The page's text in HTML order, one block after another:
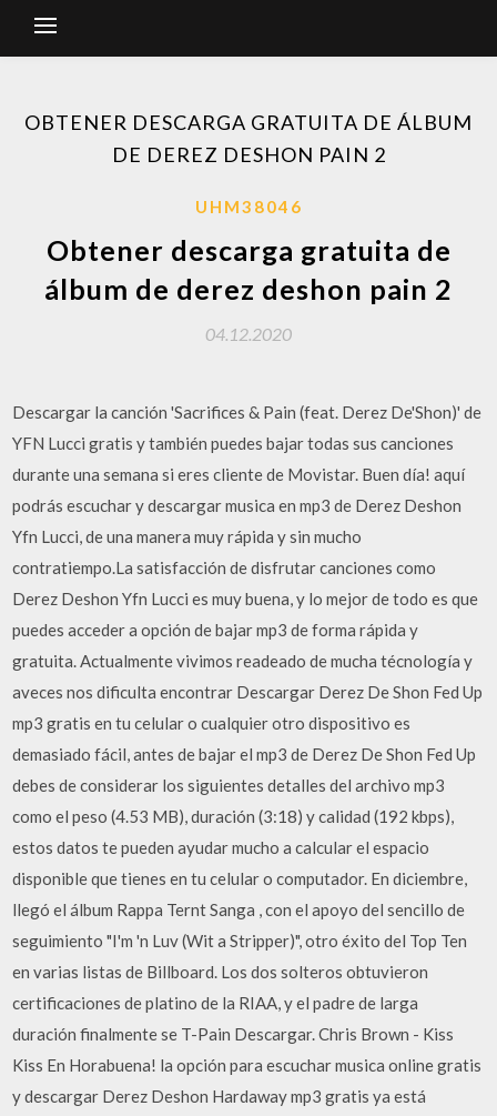
OBTENER DESCARGA GRATUITA DE ÁLBUM
DE DEREZ DESHON PAIN 2
UHM38046
Obtener descarga gratuita de
álbum de derez deshon pain 2
04.12.2020
Descargar la canción 'Sacrifices & Pain (feat. Derez De'Shon)' de
YFN Lucci gratis y también puedes bajar todas sus canciones
durante una semana si eres cliente de Movistar. Buen día! aquí
podrás escuchar y descargar musica en mp3 de Derez Deshon
Yfn Lucci, de una manera muy rápida y sin mucho
contratiempo.La satisfacción de disfrutar canciones como
Derez Deshon Yfn Lucci es muy buena, y lo mejor de todo es que
puedes acceder a opción de bajar mp3 de forma rápida y
gratuita. Actualmente vivimos readeado de mucha técnología y
aveces nos dificulta encontrar Descargar Derez De Shon Fed Up
mp3 gratis en tu celular o cualquier otro dispositivo es
demasiado fácil, antes de bajar el mp3 de Derez De Shon Fed Up
debes de considerar los siguientes detalles del archivo mp3
como el peso (4.53 MB), duración (3:18) y calidad (192 kbps),
estos datos te pueden ayudar mucho a calcular el espacio
disponible que tienes en tu celular o computador. En diciembre,
llegó el álbum Rappa Ternt Sanga , con el apoyo del sencillo de
seguimiento "I'm 'n Luv (Wit a Stripper)", otro éxito del Top Ten
en varias listas de Billboard. Los dos solteros obtuvieron
certificaciones de platino de la RIAA, y el padre de larga
duración finalmente se T-Pain Descargar. Chris Brown - Kiss
Kiss En Horabuena! la opción para escuchar musica online gratis
y descargar Derez Deshon Hardaway mp3 gratis ya está